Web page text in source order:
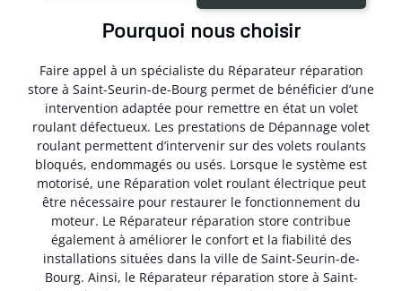
Pourquoi nous choisir
Faire appel à un spécialiste du Réparateur réparation
store à Saint-Seurin-de-Bourg permet de bénéficier d’une
intervention adaptée pour remettre en état un volet
roulant défectueux. Les prestations de Dépannage volet
roulant permettent d’intervenir sur des volets roulants
bloqués, endommagés ou usés. Lorsque le système est
motorisé, une Réparation volet roulant électrique peut
être nécessaire pour restaurer le fonctionnement du
moteur. Le Réparateur réparation store contribue
également à améliorer le confort et la fiabilité des
installations situées dans la ville de Saint-Seurin-de-
Bourg. Ainsi, le Réparateur réparation store à Saint-